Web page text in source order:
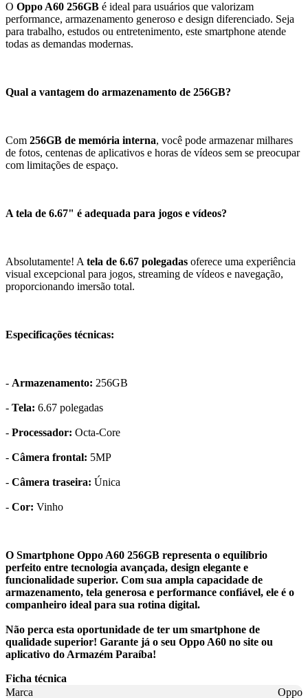
O Oppo A60 256GB é ideal para usuários que valorizam
performance, armazenamento generoso e design diferenciado. Seja
para trabalho, estudos ou entretenimento, este smartphone atende
todas as demandas modernas.
Qual a vantagem do armazenamento de 256GB?
Com 256GB de memória interna, você pode armazenar milhares
de fotos, centenas de aplicativos e horas de vídeos sem se preocupar
com limitações de espaço.
A tela de 6.67" é adequada para jogos e vídeos?
Absolutamente! A tela de 6.67 polegadas oferece uma experiência
visual excepcional para jogos, streaming de vídeos e navegação,
proporcionando imersão total.
Especificações técnicas:
- Armazenamento: 256GB
- Tela: 6.67 polegadas
- Processador: Octa-Core
- Câmera frontal: 5MP
- Câmera traseira: Única
- Cor: Vinho
O Smartphone Oppo A60 256GB representa o equilíbrio
perfeito entre tecnologia avançada, design elegante e
funcionalidade superior. Com sua ampla capacidade de
armazenamento, tela generosa e performance confiável, ele é o
companheiro ideal para sua rotina digital.
Não perca esta oportunidade de ter um smartphone de
qualidade superior! Garante já o seu Oppo A60 no site ou
aplicativo do Armazém Paraíba!
Ficha técnica
Marca
Oppo